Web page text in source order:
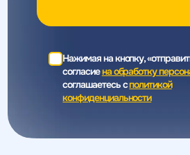
Нажимая на кнопку,
согласиена обработку
соглашаетесь cполитикой
конфиденциальности